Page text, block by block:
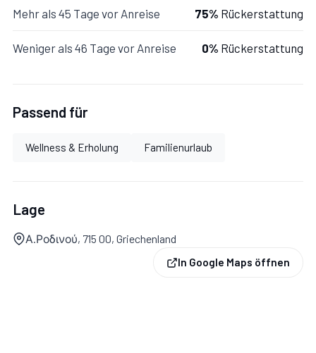
Untergeschoss 1
Schlafzimmer 1:Doppelbett, Klimaanlage.
Mehr als 45 Tage vor Anreise 75% Rückerstattung
Weniger als 46 Tage vor Anreise 0% Rückerstattung
Passend für
Wellness & Erholung Familienurlaub
Lage
Α.Ροδινού, 715 00, Griechenland
In Google Maps öffnen